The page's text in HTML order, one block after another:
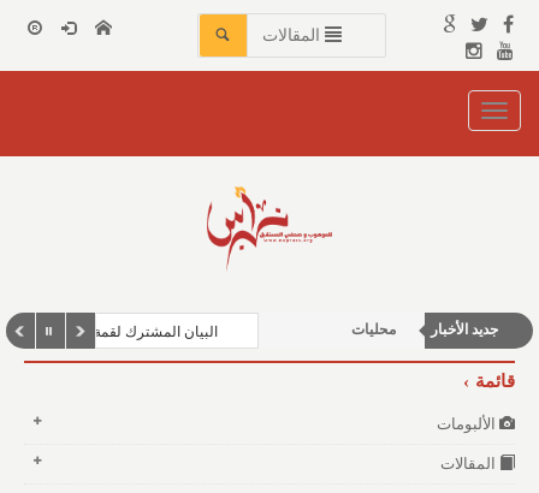
المقالات
Toggle
navigation
جديد الأخبار محليات
الأخبار العربية والعالمية
البيان المشترك لقمة مكة المكرمة
قائمة
الألبومات
المقالات